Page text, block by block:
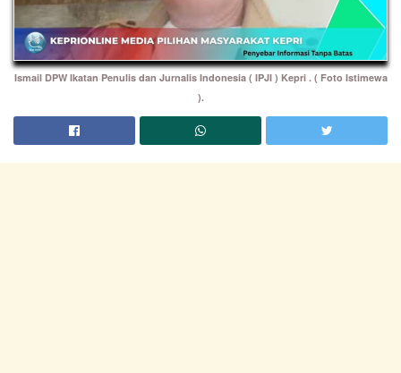
Ismail DPW Ikatan Penulis dan Jurnalis Indonesia ( IPJI ) Kepri . ( Foto Istimewa
).